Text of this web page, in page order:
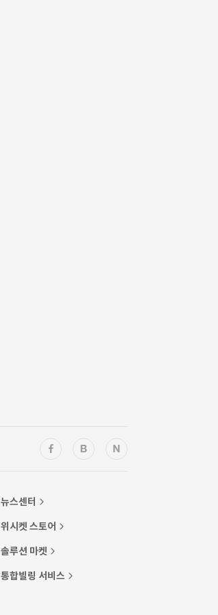
뉴스센터
위시켓 스토어
솔루션 마켓
통합빌링 서비스